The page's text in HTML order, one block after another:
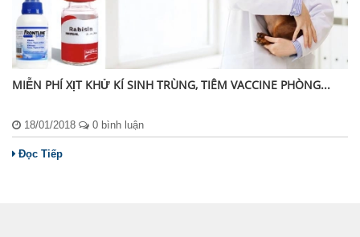
MIỄN PHÍ XỊT KHỬ KÍ SINH TRÙNG, TIÊM VACCINE PHÒNG...
18/01/2018 0 bình luận
Đọc Tiếp